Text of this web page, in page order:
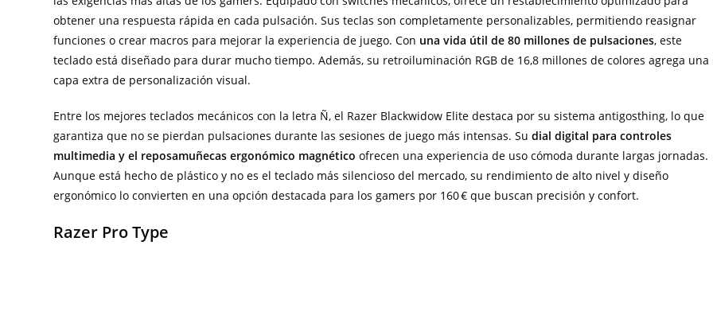
obtener una respuesta rápida en cada pulsación. Sus teclas son completamente personalizables, permitiendo reasignar
funciones o crear macros para mejorar la experiencia de juego. Con una vida útil de 80 millones de pulsaciones, este
teclado está diseñado para durar mucho tiempo. Además, su retroiluminación RGB de 16,8 millones de colores agrega una
capa extra de personalización visual.
Entre los mejores teclados mecánicos con la letra Ñ, el Razer Blackwidow Elite destaca por su sistema antigosthing, lo que
garantiza que no se pierdan pulsaciones durante las sesiones de juego más intensas. Sudial digital para controles
multimedia y el reposamuñecas ergonómico magnético ofrecen una experiencia de uso cómoda durante largas jornadas.
Aunque está hecho de plástico y no es el teclado más silencioso del mercado, su rendimiento de alto nivel y diseño
ergonómico lo convierten en una opción destacada para los gamers por 160 € que buscan precisión y confort.
Razer Pro Type